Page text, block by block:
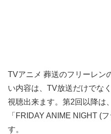
TVアニメ 葬送のフリーレン
い内容は、TV放送だけでな
視聴出来ます。第2回以降は
「FRIDAY ANIME NIGHT (
す。